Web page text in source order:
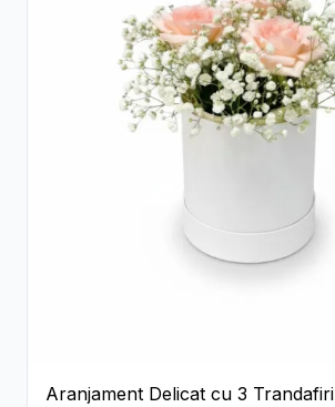
Aranjament Delicat cu 3 Trandafiri